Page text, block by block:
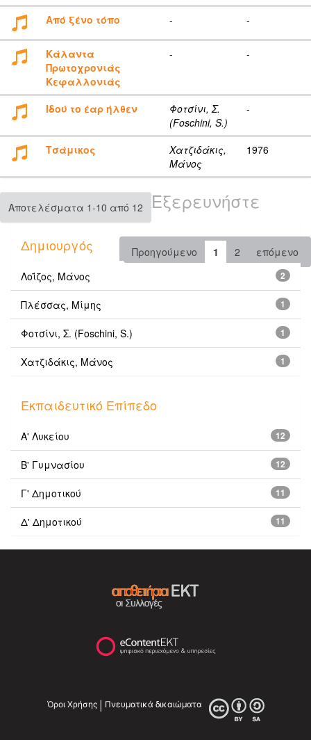
Από ξένο τόπο - -
Κάλαντα
Πρωτοχρονιάς
Κεφαλλονιάς
- -
Ιδού το έαρ ήλθεν
Φοτσίνι, Σ.
(Foschini, S.)
-
Τσάμικος
Χατζιδάκις,
Μάνος
1976
Αποτελέσματα 1-10 από 12
Προηγούμενο 1 2 επόμενο
Εξερευνήστε
Δημιουργός
2
Λοΐζος, Μάνος
1
Πλέσσας, Μίμης
1
Φοτσίνι, Σ. (Foschini, S.)
1
Χατζιδάκις, Μάνος
Εκπαιδευτικό Επίπεδο
12
Α' Λυκείου
12
Β' Γυμνασίου
11
Γ' Δημοτικού
11
Δ' Δημοτικού